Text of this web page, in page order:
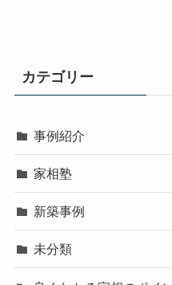
カテゴリー
事例紹介
家相塾
新築事例
未分類